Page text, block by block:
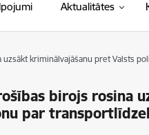
Aktualitātes
kriminālvajāšanu pret Valsts
birojs rosina
par